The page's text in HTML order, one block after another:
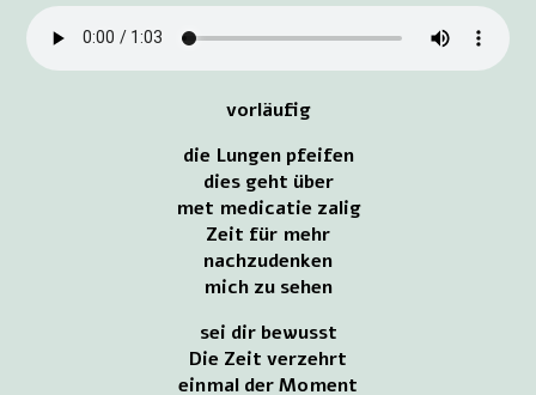
vorläufig
die Lungen pfeifen
dies geht über
met medicatie zalig
Zeit für mehr
nachzudenken
mich zu sehen
sei dir bewusst
Die Zeit verzehrt
einmal der Moment